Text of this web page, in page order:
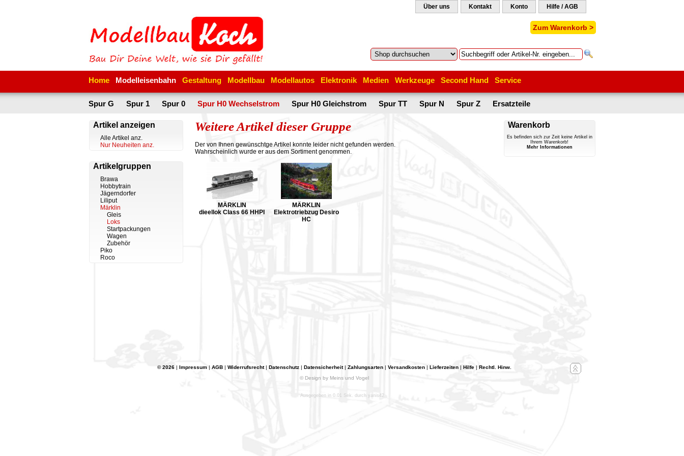
Über uns Kontakt Konto Hilfe / AGB
Zum Warenkorb >
Home Modelleisenbahn Gestaltung Modellbau Modellautos Elektronik Medien Werkzeuge Second Hand Service
Spur G Spur 1 Spur 0 Spur H0 Wechselstrom Spur H0 Gleichstrom Spur TT Spur N Spur Z Ersatzteile
Artikel anzeigen
Alle Artikel anz.
Nur Neuheiten anz.
Artikelgruppen
Brawa
Hobbytrain
Jägerndorfer
Liliput
Märklin
Gleis
Loks
Startpackungen
Wagen
Zubehör
Piko
Roco
Weitere Artikel dieser Gruppe
Der von Ihnen gewünschtge Artikel konnte leider nicht gefunden werden.
Wahrscheinlich wurde er aus dem Sortiment genommen.
MÄRKLIN
dieellok Class 66 HHPI
MÄRKLIN
Elektrotriebzug Desiro
HC
Warenkorb
Es befinden sich zur Zeit keine Artikel in
Ihrem Warenkorb!
Mehr Informationen
© 2026| Impressum| AGB| Widerrufsrecht| Datenschutz| Datensicherheit| Zahlungsarten| Versandkosten| Lieferzeiten| Hilfe| Rechtl. Hinw.
© Design by Meins und Vogel
Ausgegeben in 0.01 Sek. durch yanis42